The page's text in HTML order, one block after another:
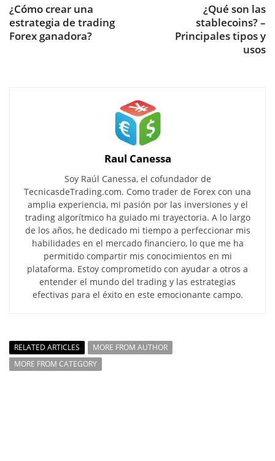
¿Cómo crear una
estrategia de trading
Forex ganadora?
¿Qué son las
stablecoins? –
Principales tipos y
usos
Raul Canessa
Soy Raúl Canessa, el cofundador de
TecnicasdeTrading.com. Como trader de Forex con una
amplia experiencia, mi pasión por las inversiones y el
trading algorítmico ha guiado mi trayectoria. A lo largo
de los años, he dedicado mi tiempo a perfeccionar mis
habilidades en el mercado financiero, lo que me ha
permitido compartir mis conocimientos en mi
plataforma. Estoy comprometido con ayudar a otros a
entender el mundo del trading y las estrategias
efectivas para el éxito en este emocionante campo.
RELATED ARTICLES
MORE FROM AUTHOR
MORE FROM CATEGORY